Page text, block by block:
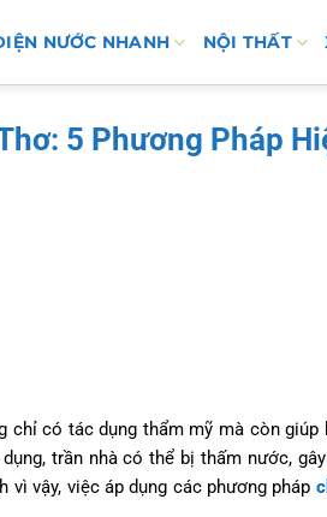
NƯỚC NHANH NỘI THẤT
5 Phương Pháp
có tác dụng thẩm mỹ mà còn giúp
trần nhà có thể bị thấm nước,
vậy, việc áp dụng các phương pháp